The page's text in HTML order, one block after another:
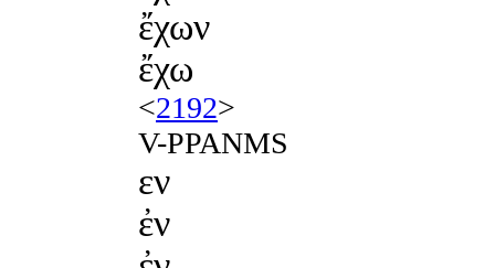
ἔχων
ἔχω
<2192>
V-PPANMS
εν
ἐν